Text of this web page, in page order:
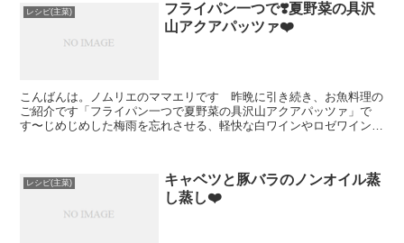
レシピ(主菜)
フライパン一つで❣️夏野菜の具沢
山アクアパッツァ❤️
こんばんは。ノムリエのママエリです 昨晩に引き続き、お魚料理の
ご紹介です「フライパン一つで夏野菜の具沢山アクアパッツァ」で
す〜じめじめした梅雨を忘れさせる、軽快な白ワインやロゼワインに
レシピ(主菜)
キャベツと豚バラのノンオイル蒸
し蒸し❤️